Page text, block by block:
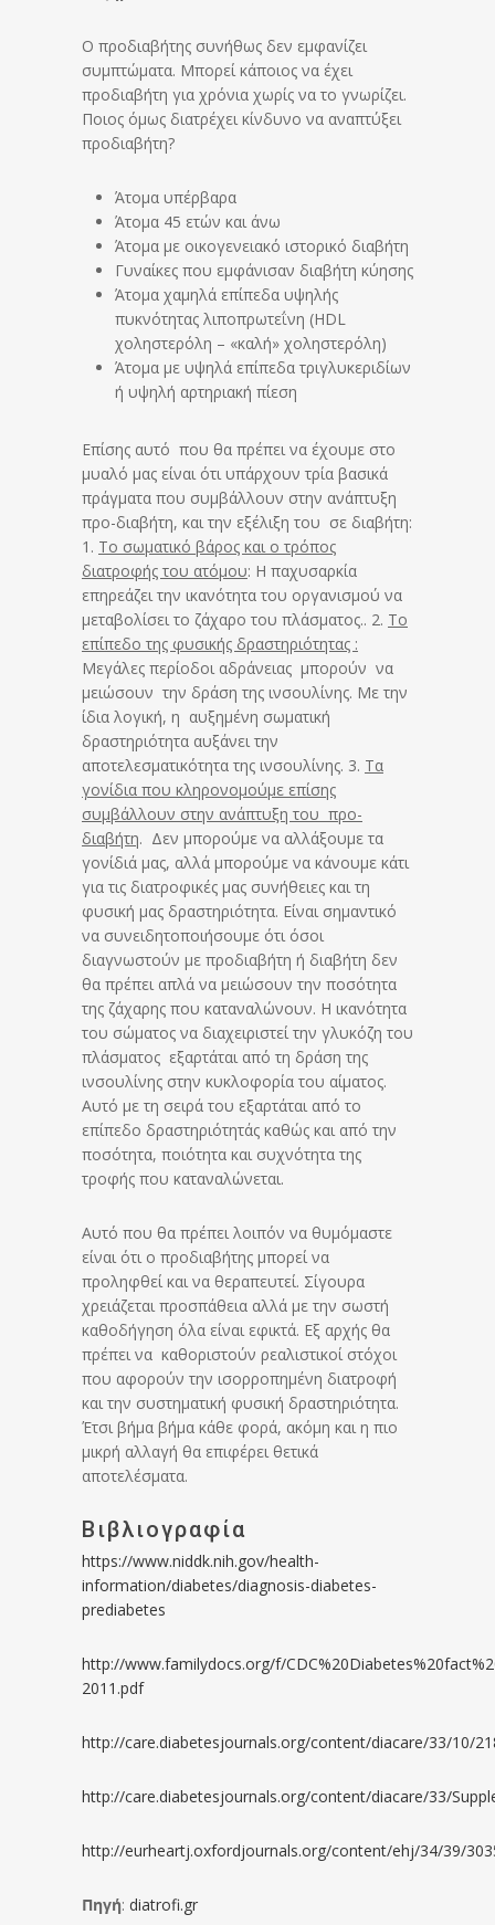
Ο προδιαβήτης συνήθως δεν εμφανίζει
συμπτώματα. Μπορεί κάποιος να έχει
προδιαβήτη για χρόνια χωρίς να το γνωρίζει.
Ποιος όμως διατρέχει κίνδυνο να αναπτύξει
προδιαβήτη?
Άτομα υπέρβαρα
Άτομα 45 ετών και άνω
Άτομα με οικογενειακό ιστορικό διαβήτη
Γυναίκες που εμφάνισαν διαβήτη κύησης
Άτομα χαμηλά επίπεδα υψηλής
πυκνότητας λιποπρωτεΐνη (HDL
χοληστερόλη – «καλή» χοληστερόλη)
Άτομα με υψηλά επίπεδα τριγλυκεριδίων
ή υψηλή αρτηριακή πίεση
Επίσης αυτό που θα πρέπει να έχουμε στο
μυαλό μας είναι ότι υπάρχουν τρία βασικά
πράγματα που συμβάλλουν στην ανάπτυξη
προ-διαβήτη, και την εξέλιξη του σε διαβήτη:
1. Το σωματικό βάρος και ο τρόπος
διατροφής του ατόμου: Η παχυσαρκία
επηρεάζει την ικανότητα του οργανισμού να
μεταβολίσει το ζάχαρο του πλάσματος.. 2. Το
επίπεδο της φυσικής δραστηριότητας :
Μεγάλες περίοδοι αδράνειας μπορούν να
μειώσουν την δράση της ινσουλίνης. Με την
ίδια λογική, η αυξημένη σωματική
δραστηριότητα αυξάνει την
αποτελεσματικότητα της ινσουλίνης. 3. Τα
γονίδια που κληρονομούμε επίσης
συμβάλλουν στην ανάπτυξη του προ-
διαβήτη. Δεν μπορούμε να αλλάξουμε τα
γονίδιά μας, αλλά μπορούμε να κάνουμε κάτι
για τις διατροφικές μας συνήθειες και τη
φυσική μας δραστηριότητα. Είναι σημαντικό
να συνειδητοποιήσουμε ότι όσοι
διαγνωστούν με προδιαβήτη ή διαβήτη δεν
θα πρέπει απλά να μειώσουν την ποσότητα
της ζάχαρης που καταναλώνουν. Η ικανότητα
του σώματος να διαχειριστεί την γλυκόζη του
πλάσματος εξαρτάται από τη δράση της
ινσουλίνης στην κυκλοφορία του αίματος.
Αυτό με τη σειρά του εξαρτάται από το
επίπεδο δραστηριότητάς καθώς και από την
ποσότητα, ποιότητα και συχνότητα της
τροφής που καταναλώνεται.
Αυτό που θα πρέπει λοιπόν να θυμόμαστε
είναι ότι ο προδιαβήτης μπορεί να
προληφθεί και να θεραπευτεί. Σίγουρα
χρειάζεται προσπάθεια αλλά με την σωστή
καθοδήγηση όλα είναι εφικτά. Εξ αρχής θα
πρέπει να καθοριστούν ρεαλιστικοί στόχοι
που αφορούν την ισορροπημένη διατροφή
και την συστηματική φυσική δραστηριότητα.
Έτσι βήμα βήμα κάθε φορά, ακόμη και η πιο
μικρή αλλαγή θα επιφέρει θετικά
αποτελέσματα.
Βιβλιογραφία
https://www.niddk.nih.gov/health-
information/diabetes/diagnosis-diabetes-
prediabetes
http://www.familydocs.org/f/
2011.pdf
http://care.diabetesjournals.org/content/diacare/33/10/
http://care.diabetesjournals.org/content/diacare/33/
http://eurheartj.oxfordjournals.org/content/ehj/34/39/
Πηγή: diatrofi.gr